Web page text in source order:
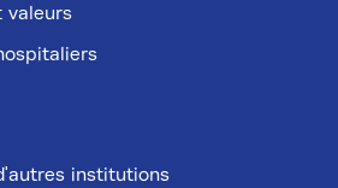
valeurs
institutions